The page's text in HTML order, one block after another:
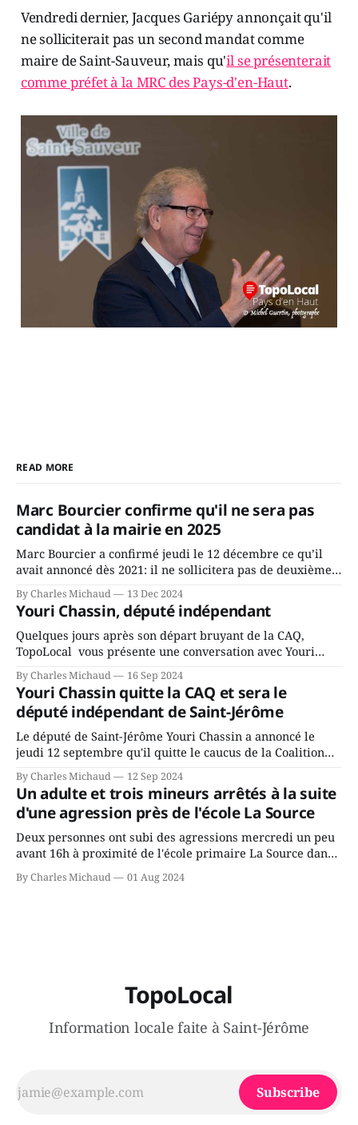
Vendredi dernier, Jacques Gariépy annonçait qu'il
ne solliciterait pas un second mandat comme
maire de Saint-Sauveur, mais qu'il se présenterait
comme préfet à la MRC des Pays-d'en-Haut.
READ MORE
Marc Bourcier confirme qu'il ne sera pas
candidat à la mairie en 2025
Marc Bourcier a confirmé jeudi le 12 décembre ce qu’il
avait annoncé dès 2021: il ne sollicitera pas de deuxième
fait l’annonce en s’adressant aux employés de la ville,
rassemblés en soirée pour leur traditionnel souper
By Charles Michaud 13 Dec 2024
Youri Chassin, député indépendant
Quelques jours après son départ bruyant de la CAQ,
TopoLocal vous présente une conversation avec Youri
depuis longtemps? Sera-t-il candidat indépendant dans 2
ans? Joindrait-il un autre parti, par exemple les
conservateurs d’Éric Duhaime? Que lui
By Charles Michaud 16 Sep 2024
Youri Chassin quitte la CAQ et sera le
député indépendant de Saint-Jérôme
Le député de Saint-Jérôme Youri Chassin a annoncé le
jeudi 12 septembre qu'il quitte le caucus de la Coalition
gouvernement de la CAQ, surtout de son incapacité, qu'il
juge chronique, à offrir des
By Charles Michaud 12 Sep 2024
Un adulte et trois mineurs arrêtés à la suite
d'une agression près de l'école La Source
Deux personnes ont subi des agressions mercredi un peu
avant 16h à proximité de l'école primaire La Source dans
victimes aurait été écrasée sous un véhicule et aspergée
By Charles Michaud 01 Aug 2024
TopoLocal
Information locale faite à Saint-Jérôme
Subscribe